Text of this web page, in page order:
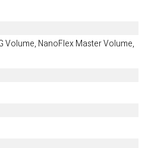
Volume, NanoFlex Master Volume,